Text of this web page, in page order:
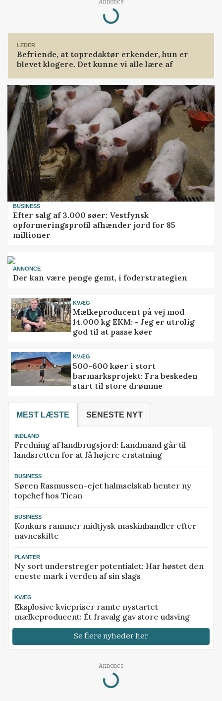
Annonce
Loading...
LEDER
Befriende, at topredaktør erkender, hun er
blevet klogere. Det kunne vi alle lære af
BUSINESS
Efter salg af 3.000 søer: Vestfynsk
opformeringsprofil afhænder jord for 85
millioner
ANNONCE
Der kan være penge gemt, i foderstrategien
KVÆG
Mælkeproducent på vej mod
14.000 kg EKM: - Jeg er utrolig
god til at passe køer
KVÆG
500-600 køer i stort
barmarksprojekt: Fra beskeden
start til store drømme
MEST LÆSTE SENESTE NYT
INDLAND
Fredning af landbrugsjord: Landmand går til
landsretten for at få højere erstatning
BUSINESS
Søren Rasmussen-ejet halmselskab henter ny
topchef hos Tican
BUSINESS
Konkurs rammer midtjysk maskinhandler efter
navneskifte
PLANTER
Ny sort understreger potentialet: Har høstet den
eneste mark i verden af sin slags
KVÆG
Eksplosive kviepriser ramte nystartet
mælkeproducent: Ét fravalg gav store udsving
Se flere nyheder her
Annonce
Loading...